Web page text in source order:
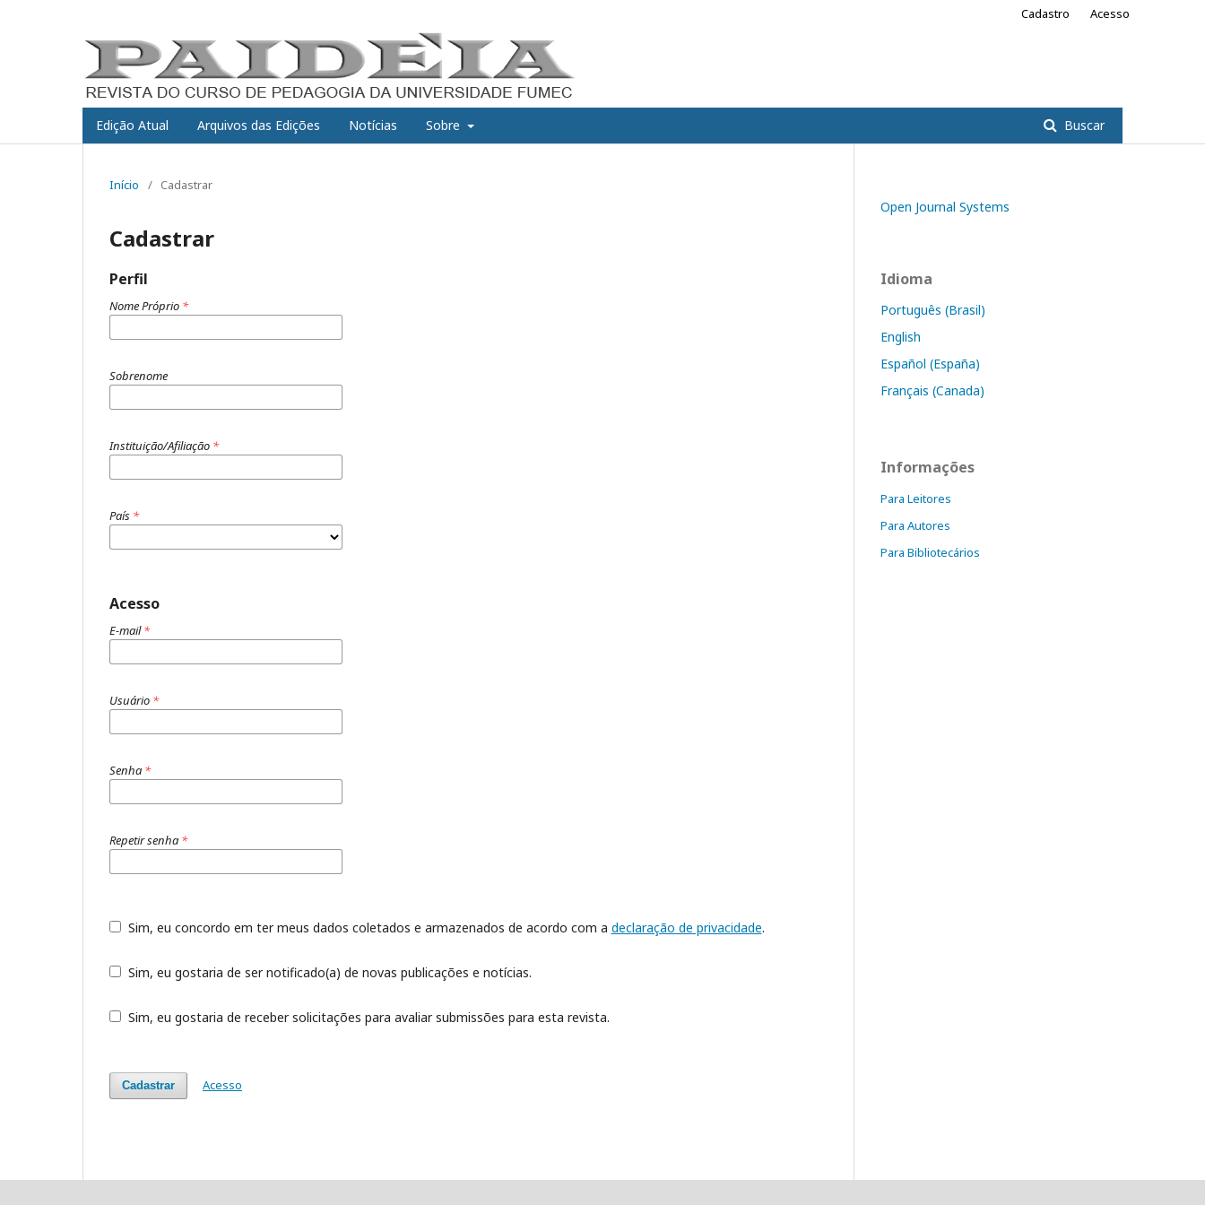
Edição Atual Arquivos das Edições Notícias Sobre Buscar
Cadastro Acesso
Início / Cadastrar
Cadastrar
Perfil
Nome Próprio *
Sobrenome
Instituição/Afiliação *
País *
Acesso
E-mail*
Usuário *
Senha *
Repetir senha *
Sim, eu concordo em ter meus dados coletados e armazenados de acordo com a declaração de privacidade.
Sim, eu gostaria de ser notificado(a) de novas publicações e notícias.
Sim, eu gostaria de receber solicitações para avaliar submissões para esta revista.
Cadastrar Acesso
Open Journal Systems
Idioma
Português (Brasil)
English
Español (España)
Français (Canada)
Informações
Para Leitores
Para Autores
Para Bibliotecários